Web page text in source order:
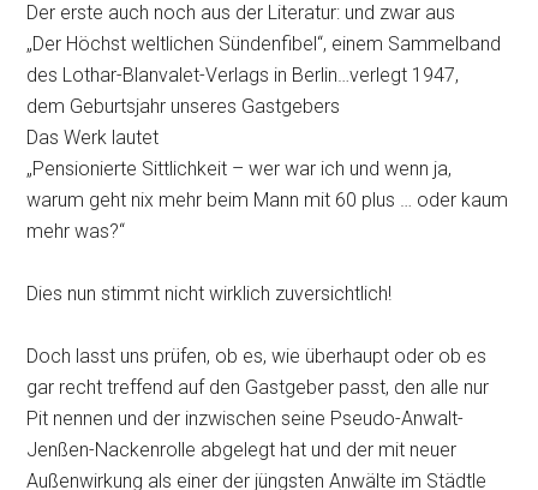
Der erste auch noch aus der Literatur: und zwar aus
„Der Höchst weltlichen Sündenfibel“, einem Sammelband
des Lothar-Blanvalet-Verlags in Berlin…verlegt 1947,
dem Geburtsjahr unseres Gastgebers
Das Werk lautet
„Pensionierte Sittlichkeit – wer war ich und wenn ja,
warum geht nix mehr beim Mann mit 60 plus … oder kaum
mehr was?“
Dies nun stimmt nicht wirklich zuversichtlich!
Doch lasst uns prüfen, ob es, wie überhaupt oder ob es
gar recht treffend auf den Gastgeber passt, den alle nur
Pit nennen und der inzwischen seine Pseudo-Anwalt-
Jenßen-Nackenrolle abgelegt hat und der mit neuer
Außenwirkung als einer der jüngsten Anwälte im Städtle